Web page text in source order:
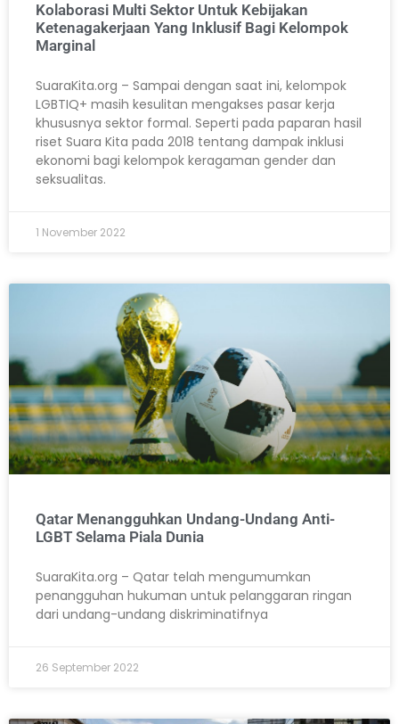
Kolaborasi Multi Sektor Untuk Kebijakan
Ketenagakerjaan Yang Inklusif Bagi Kelompok
Marginal
SuaraKita.org – Sampai dengan saat ini, kelompok
LGBTIQ+ masih kesulitan mengakses pasar kerja
khususnya sektor formal. Seperti pada paparan hasil
riset Suara Kita pada 2018 tentang dampak inklusi
ekonomi bagi kelompok keragaman gender dan
seksualitas.
1 November 2022
Qatar Menangguhkan Undang-Undang Anti-
LGBT Selama Piala Dunia
SuaraKita.org – Qatar telah mengumumkan
penangguhan hukuman untuk pelanggaran ringan
dari undang-undang diskriminatifnya
26 September 2022